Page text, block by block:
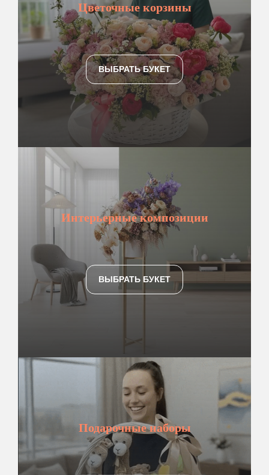
Цветочные корзины
ВЫБРАТЬ БУКЕТ
Интерьерные композиции
ВЫБРАТЬ БУКЕТ
Подарочные наборы